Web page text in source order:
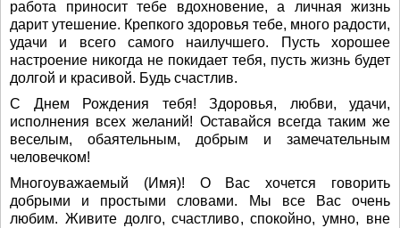
работа приносит тебе вдохновение, а личная жизнь
дарит утешение. Крепкого здоровья тебе, много радости,
удачи и всего самого наилучшего. Пусть хорошее
настроение никогда не покидает тебя, пусть жизнь будет
долгой и красивой. Будь счастлив.
С Днем Рождения тебя! Здоровья, любви, удачи,
исполнения всех желаний! Оставайся всегда таким же
веселым, обаятельным, добрым и замечательным
человечком!
Многоуважаемый (Имя)! О Вас хочется говорить
добрыми и простыми словами. Мы все Вас очень
любим. Живите долго, счастливо, спокойно, умно, вне